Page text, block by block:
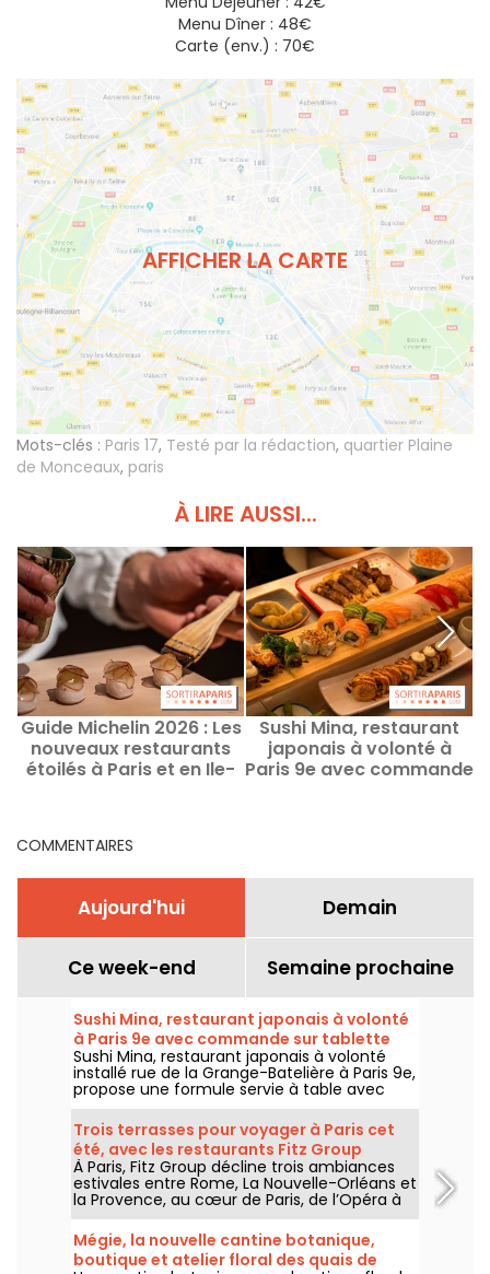
Menu Dîner : 48€
Carte (env.) : 70€
AFFICHER LA CARTE
Mots-clés : Paris 17, Testé par la rédaction, quartier Plaine
de Monceaux, paris
À LIRE AUSSI...
Guide Michelin 2026 : Les
nouveaux restaurants
étoilés à Paris et en Ile-
Sushi Mina, restaurant
japonais à volonté à
Paris 9e avec commande
COMMENTAIRES
Aujourd'hui Demain
Ce week-end Semaine prochaine
Sushi Mina, restaurant japonais à volonté
à Paris 9e avec commande sur tablette
Sushi Mina, restaurant japonais à volonté
installé rue de la Grange-Batelière à Paris 9e,
propose une formule servie à table avec
commande sur tablette. Sushis, makis,
gyozas, brochettes et plats préparés à la
demande sont proposés midi et soir, du
mardi au dimanche.
Trois terrasses pour voyager à Paris cet
été, avec les restaurants Fitz Group
À Paris, Fitz Group décline trois ambiances
estivales entre Rome, La Nouvelle-Orléans et
la Provence, au cœur de Paris, de l’Opéra à
la Tour Eiffel. Chaque adresse, grâce à sa
terrasse, offre une escale à part entière,
sans quitter la capitale .
Mégie, la nouvelle cantine botanique,
boutique et atelier floral des quais de